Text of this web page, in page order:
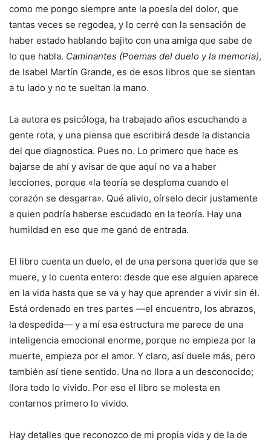
como me pongo siempre ante la poesía del dolor, que
tantas veces se regodea, y lo cerré con la sensación de
haber estado hablando bajito con una amiga que sabe de
lo que habla. Caminantes (Poemas del duelo y la memoria),
de Isabel Martín Grande, es de esos libros que se sientan
a tu lado y no te sueltan la mano.
La autora es psicóloga, ha trabajado años escuchando a
gente rota, y una piensa que escribirá desde la distancia
del que diagnostica. Pues no. Lo primero que hace es
bajarse de ahí y avisar de que aquí no va a haber
lecciones, porque «la teoría se desploma cuando el
corazón se desgarra». Qué alivio, oírselo decir justamente
a quien podría haberse escudado en la teoría. Hay una
humildad en eso que me ganó de entrada.
El libro cuenta un duelo, el de una persona querida que se
muere, y lo cuenta entero: desde que ese alguien aparece
en la vida hasta que se va y hay que aprender a vivir sin él.
Está ordenado en tres partes —el encuentro, los abrazos,
la despedida— y a mí esa estructura me parece de una
inteligencia emocional enorme, porque no empieza por la
muerte, empieza por el amor. Y claro, así duele más, pero
también así tiene sentido. Una no llora a un desconocido;
llora todo lo vivido. Por eso el libro se molesta en
contarnos primero lo vivido.
Hay detalles que reconozco de mi propia vida y de la de